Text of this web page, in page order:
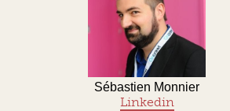
Sébastien Monnier
Linkedin